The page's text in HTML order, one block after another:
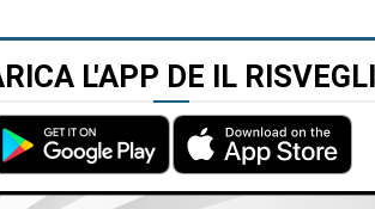
L'APP DE IL